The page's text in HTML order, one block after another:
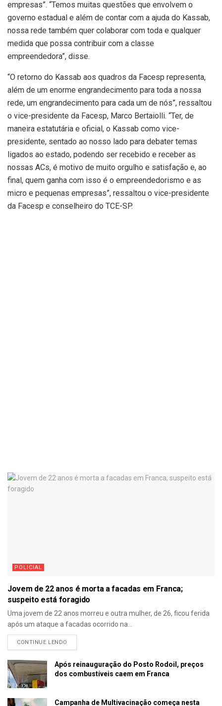
empresas”. “Temos muitas questões que envolvem o
governo estadual e além de contar com a ajuda do Kassab,
nossa rede também quer colaborar com toda e qualquer
medida que possa contribuir com a classe
empreendedora”, disse.
“O retorno do Kassab aos quadros da Facesp representa,
além de um enorme engrandecimento para toda a nossa
rede, um engrandecimento para cada um de nós”, ressaltou
o vice-presidente da Facesp, Marco Bertaiolli. “Ter, de
maneira estatutária e oficial, o Kassab como vice-
presidente, sentado ao nosso lado para debater temas
ligados ao estado, podendo ser recebido e receber as
nossas ACs, é motivo de muito orgulho e satisfação e, ao
final, quem ganha com isso é o empreendedorismo e as
micro e pequenas empresas”, ressaltou o vice-presidente
da Facesp e conselheiro do TCE-SP.
POLICIAL
Jovem de 22 anos é morta a facadas em Franca;
suspeito está foragido
Uma jovem de 22 anos morreu e outra mulher, de 26, ficou ferida
após um ataque a facadas ocorrido na...
CONTINUE LENDO
Após reinauguração do Posto Rodoil, preços
dos combustíveis caem em Franca
Campanha de Multivacinação começa nesta